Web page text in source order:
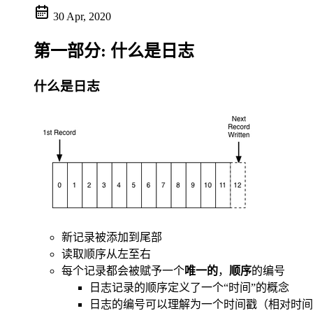
30 Apr, 2020
第一部分: 什么是日志
什么是日志
新记录被添加到尾部
读取顺序从左至右
每个记录都会被赋予一个唯一的， 顺序的编号
日志记录的顺序定义了一个“时间”的概念
日志的编号可以理解为一个时间戳（相对时